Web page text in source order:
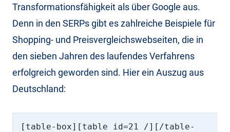
Transformationsfähigkeit als über Google aus.
Denn in den SERPs gibt es zahlreiche Beispiele für
Shopping- und Preisvergleichswebseiten, die in
den sieben Jahren des laufendes Verfahrens
erfolgreich geworden sind. Hier ein Auszug aus
Deutschland:
[table-box][table id=21 /][/table-